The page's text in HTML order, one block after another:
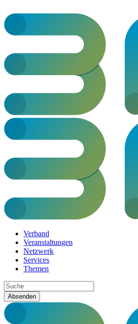
Verband
Veranstaltungen
Netzwerk
Services
Themen
Absenden